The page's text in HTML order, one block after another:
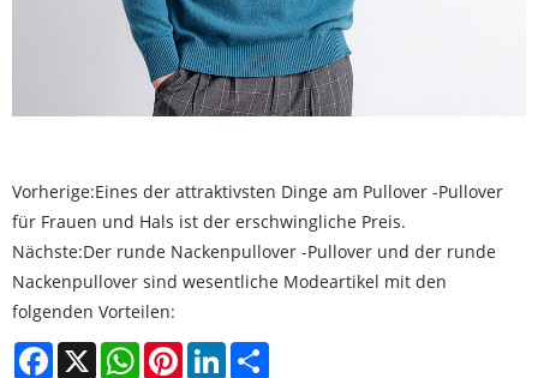
Vorherige:Eines der attraktivsten Dinge am Pullover -Pullover
für Frauen und Hals ist der erschwingliche Preis.
Nächste:Der runde Nackenpullover -Pullover und der runde
Nackenpullover sind wesentliche Modeartikel mit den
folgenden Vorteilen:
Facebook
X WhatsAppPinterestLinkedIn